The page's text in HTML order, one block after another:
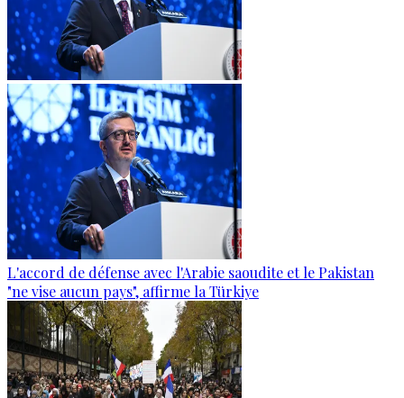
L'accord de défense avec l'Arabie saoudite et le Pakistan
"ne vise aucun pays", affirme la Türkiye